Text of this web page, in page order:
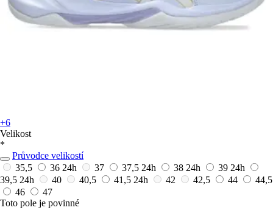
+6
Velikost
*
Průvodce velikostí
35,5
36 24h 37 37,5 24h 38 24h 39 24h
39,5 24h 40 40,5 41,5 24h 42 42,5 44
44,5
46
47
Toto pole je povinné